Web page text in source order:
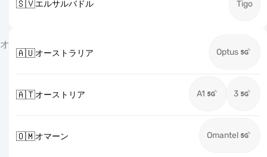
🇸🇻エルサルバドル Tigo
オ
🇦🇺オーストラリア Optus
🇦🇹オーストリア A1 3
🇴🇲オマーン Omantel